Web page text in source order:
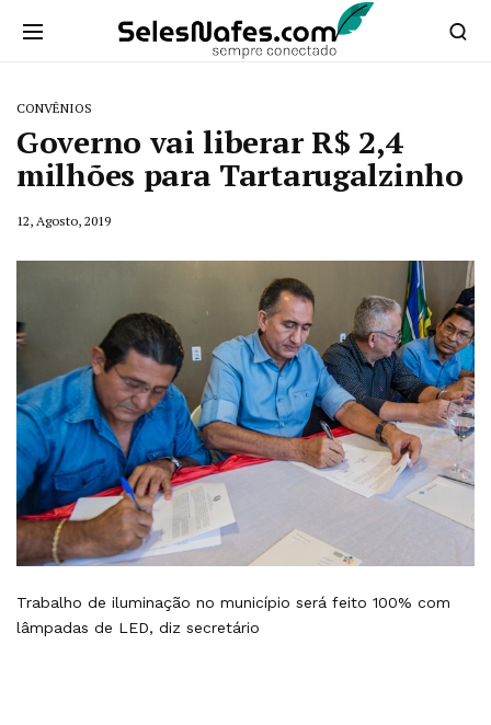
CONVÊNIOS
Governo vai liberar R$ 2,4
milhões para Tartarugalzinho
12, Agosto, 2019
Trabalho de iluminação no município será feito 100% com
lâmpadas de LED, diz secretário